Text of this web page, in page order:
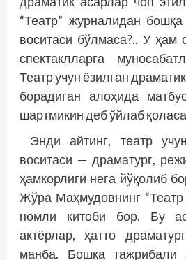
“Театр” журналидан
воситаси бўлмаса?.. У ҳам
спектаклларга
Театр учун ёзилган
борадиган алоҳида
шартмикин деб ўйлаб
Энди айтинг, театр
воситаси — драматург,
ҳамкорлиги нега йўқолиб
Жўра Маҳмудовнинг “Театр
номли китоби бор. Бу
актёрлар, ҳатто
манба. Бошқа тажрибали